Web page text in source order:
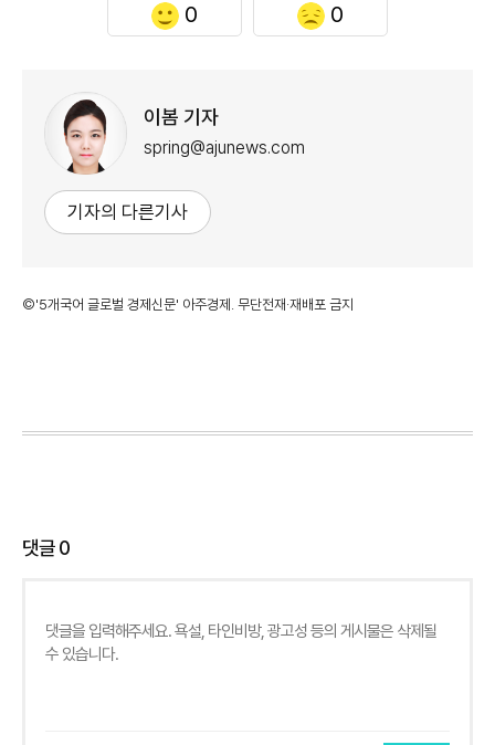
0 0
이봄 기자
spring@ajunews.com
기자의 다른기사
©'5개국어 글로벌 경제신문' 아주경제. 무단전재·재배포 금지
댓글0